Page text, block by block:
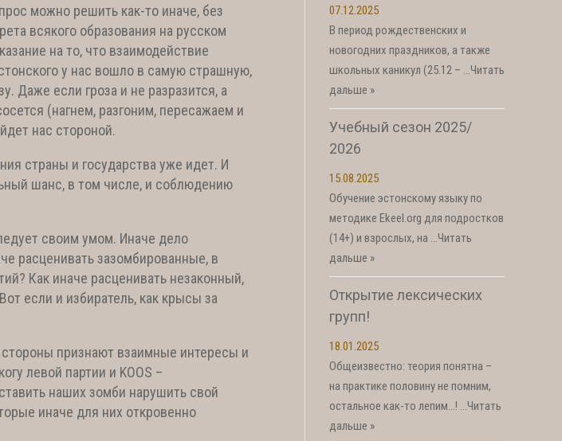
можно решить как-то иначе, без
всякого образования на русском
на то, что взаимодействие
у нас вошло в самую страшную,
Даже если гроза и не разразится, а
(нагнем, разгоним, пересажаем и
нас стороной.
страны и государства уже идет. И
шанс, в том числе, и соблюдению
своим умом. Иначе дело
расценивать зазомбированные, в
Как иначе расценивать незаконный,
если и избиратель, как крысы за
признают взаимные интересы и
левой партии и KOOS –
наших зомби нарушить свой
иначе для них откровенно
07.12.2025
В период рождественских и
новогодних праздников, а также
школьных каникул (25.12 – …Читать
дальше »
Учебный сезон 2025/
2026
15.08.2025
Обучение эстонскому языку по
методике Ekeel.org для подростков
(14+) и взрослых, на …Читать
дальше »
Открытие лексических
групп!
18.01.2025
Общеизвестно: теория понятна –
на практике половину не помним,
остальное как-то лепим…! …Читать
дальше »